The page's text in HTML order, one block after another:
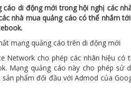
cáo di động mới trong hội nghị các
nhà mua quảng cáo có thể nhắm
Network cho phép các nhãn hiệu
Mạng quảng cáo này cho phép sử
phẩm đối đầu với Admod của